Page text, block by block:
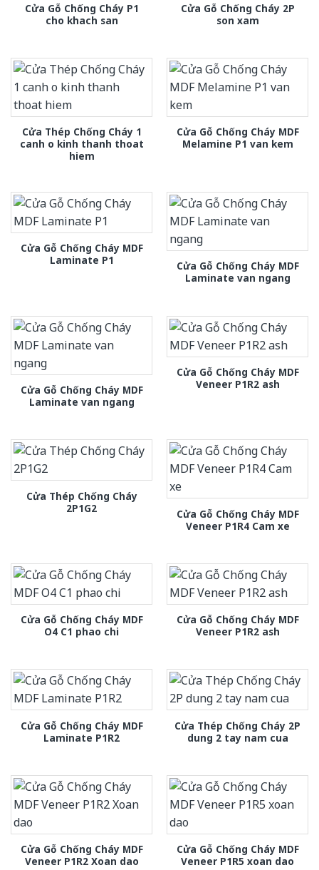
Cửa Gỗ Chống Cháy P1
cho khach san
Cửa Gỗ Chống Cháy 2P
son xam
Cửa Thép Chống Cháy 1
canh o kinh thanh thoat
hiem
Cửa Gỗ Chống Cháy MDF
Melamine P1 van kem
Cửa Gỗ Chống Cháy MDF
Laminate P1
Cửa Gỗ Chống Cháy MDF
Laminate van ngang
Cửa Gỗ Chống Cháy MDF
Laminate van ngang
Cửa Gỗ Chống Cháy MDF
Veneer P1R2 ash
Cửa Thép Chống Cháy
2P1G2
Cửa Gỗ Chống Cháy MDF
Veneer P1R4 Cam xe
Cửa Gỗ Chống Cháy MDF
O4 C1 phao chi
Cửa Gỗ Chống Cháy MDF
Veneer P1R2 ash
Cửa Gỗ Chống Cháy MDF
Laminate P1R2
Cửa Thép Chống Cháy 2P
dung 2 tay nam cua
Cửa Gỗ Chống Cháy MDF
Veneer P1R2 Xoan dao
Cửa Gỗ Chống Cháy MDF
Veneer P1R5 xoan dao